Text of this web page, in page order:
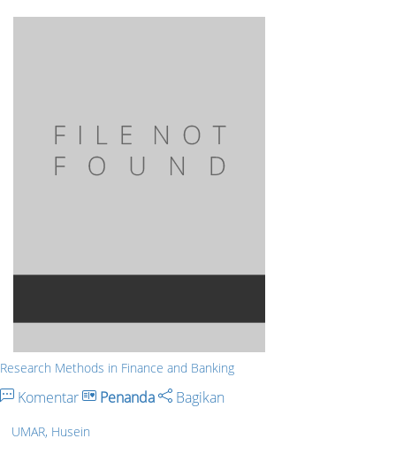
Research Methods in Finance and Banking
Komentar Penanda Bagikan
UMAR, Husein